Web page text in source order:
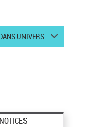
UNIVERS